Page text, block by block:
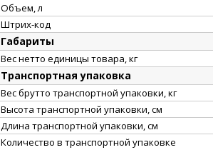
Объем, л
Штрих-код
Габариты
Вес нетто единицы товара, кг
Транспортная упаковка
Вес брутто транспортной упаковки, кг
Высота транспортной упаковки, см
Длина транспортной упаковки, см
Количество в транспортной упаковке